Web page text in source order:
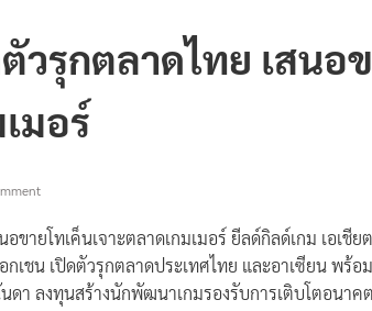
ตัวรุกตลาดไทย เสนอ
มอร์
อขายโทเค็นเจาะตลาดเกมเมอร์ ยีลด์กิลด์เกม เอเชีย
เชน เปิดตัวรุกตลาดประเทศไทย และอาเซียน พร้อม
ดา ลงทุนสร้างนักพัฒนาเกมรองรับการเติบโตอนาคต